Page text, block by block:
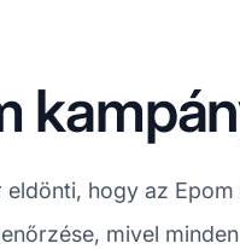
hogy az
mivel